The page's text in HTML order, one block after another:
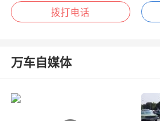
拨打电话
万车自媒体